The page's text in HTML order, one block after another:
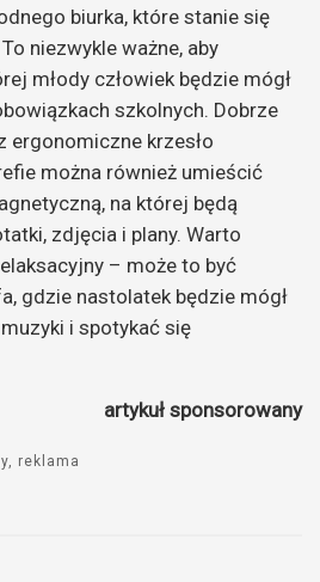
biurka, które stanie się
niezwykle ważne, aby
młody człowiek będzie mógł
szkolnych. Dobrze
ergonomiczne krzesło
można również umieścić
na której będą
zdjęcia i plany. Warto
– może to być
gdzie nastolatek będzie mógł
i spotykać się
artykuł sponsorowany
reklama